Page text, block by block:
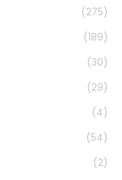
(275)
(189)
(30)
(29)
(4)
(54)
(2)